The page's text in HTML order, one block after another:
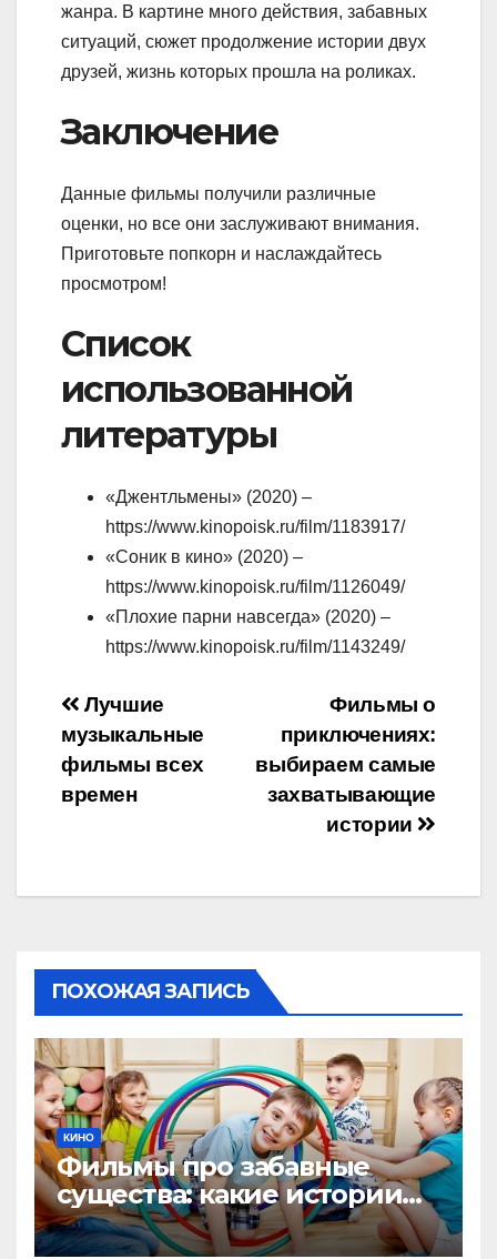
жанра. В картине много действия, забавных
ситуаций, сюжет продолжение истории двух
друзей, жизнь которых прошла на роликах.
Заключение
Данные фильмы получили различные
оценки, но все они заслуживают внимания.
Приготовьте попкорн и наслаждайтесь
просмотром!
Список
использованной
литературы
«Джентльмены» (2020) –
https://www.kinopoisk.ru/film/1183917/
«Соник в кино» (2020) –
https://www.kinopoisk.ru/film/1126049/
«Плохие парни навсегда» (2020) –
https://www.kinopoisk.ru/film/1143249/
Навигация
по
записям
Фильмы о
приключениях:
выбираем самые
захватывающие
истории
Лучшие
музыкальные
фильмы всех
времен
ПОХОЖАЯ ЗАПИСЬ
КИНО
Фильмы про забавные
существа: какие истории
помогут детям заглянуть в
необычный мир